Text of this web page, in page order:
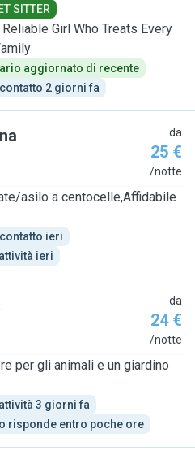
SITTER
Girl Who Treats Every
aggiornato di recente
2 giorni fa
da
25 €
/notte
asilo a centocelle,Affidabile
ieri
ieri
da
24 €
/notte
per gli animali e un giardino
3 giorni fa
risponde entro poche ore